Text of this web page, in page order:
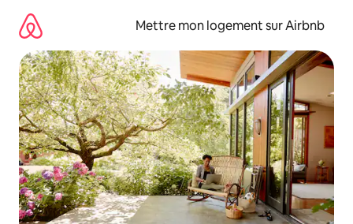
directement
contenu
Mettre mon logement sur Airbnb